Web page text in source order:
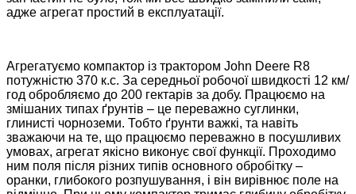
адже агрегат простий в експлуатації.
Агрегатуємо компактор із трактором John Deere R8
потужністю 370 к.с. За середньої робочої швидкості 12 км/
год обробляємо до 200 гектарів за добу. Працюємо на
змішаних типах ґрунтів – це переважно суглинки,
глинисті чорноземи. Тобто ґрунти важкі, та навіть
зважаючи на те, що працюємо переважно в посушливих
умовах, агрегат якісно виконує свої функції. Проходимо
ним поля після різних типів основного обробітку –
оранки, глибокого розпушування, і він вирівнює поле на